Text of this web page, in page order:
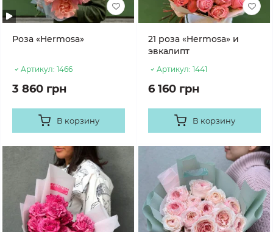
Роза «Hermosa»
Артикул: 1466
3 860 грн
В корзину
21 роза «Hermosa» и
эвкалипт
Артикул: 1441
6 160 грн
В корзину